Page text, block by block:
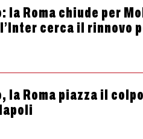
la Roma chiude per
cerca il rinnovo
la Roma piazza il